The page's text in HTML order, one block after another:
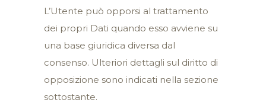
L’Utente può opporsi al trattamento
dei propri Dati quando esso avviene su
una base giuridica diversa dal
consenso. Ulteriori dettagli sul diritto di
opposizione sono indicati nella sezione
sottostante.